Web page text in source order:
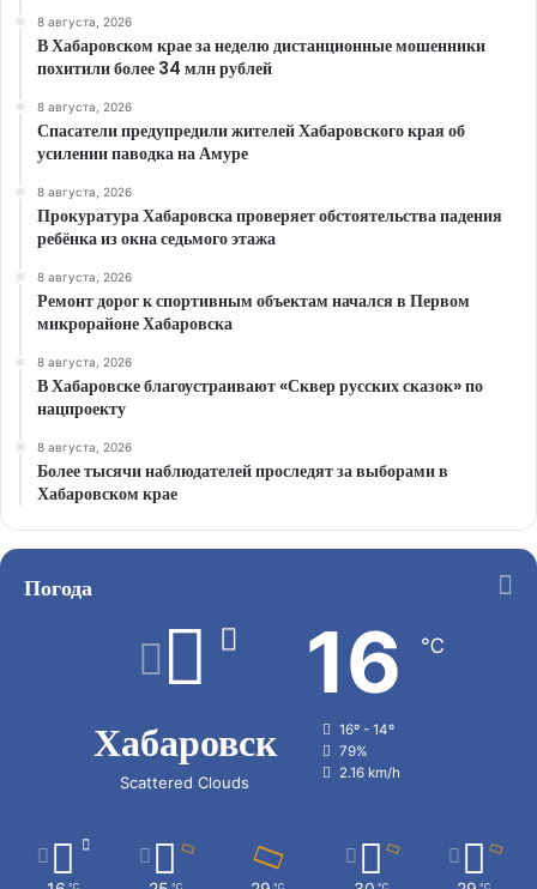
8 августа, 2026
В Хабаровском крае за неделю дистанционные мошенники
похитили более 34 млн рублей
8 августа, 2026
Спасатели предупредили жителей Хабаровского края об
усилении паводка на Амуре
8 августа, 2026
Прокуратура Хабаровска проверяет обстоятельства падения
ребёнка из окна седьмого этажа
8 августа, 2026
Ремонт дорог к спортивным объектам начался в Первом
микрорайоне Хабаровска
8 августа, 2026
В Хабаровске благоустраивают «Сквер русских сказок» по
нацпроекту
8 августа, 2026
Более тысячи наблюдателей проследят за выборами в
Хабаровском крае
Погода
Хабаровск
Scattered Clouds
16 ℃
16º - 14º
79%
2.16 km/h